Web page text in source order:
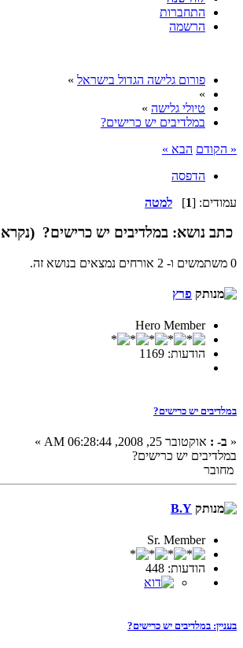
התחברות
הרשמה
פורום גלישה הגדול בישראל »
»
טיולי גלישה »
במלדיבים יש כרישים?
« הקודם הבא »
הדפסה
עמודים: [1
] למטה
כתב נושא: במלדיבים יש כרישים? (נקרא 11094 פעמים)
0 משתמשים ו- 2 אורחים נמצאים בנושא זה.
פרץ
Hero Member
הודעות: 1169
במלדיבים יש כרישים?
« ב- : אוקטובר 25, 2008, 06:28:44 AM »
במלדיבים יש כרישים?
מחובר
B.Y
Sr. Member
הודעות: 448
בעניין: במלדיבים יש כרישים?